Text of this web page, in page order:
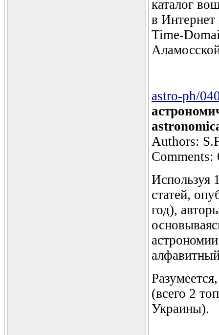
каталог
в
Time-
astro-ph/
Authors:
Используя
статей,
год),
(всего 2
Украины).